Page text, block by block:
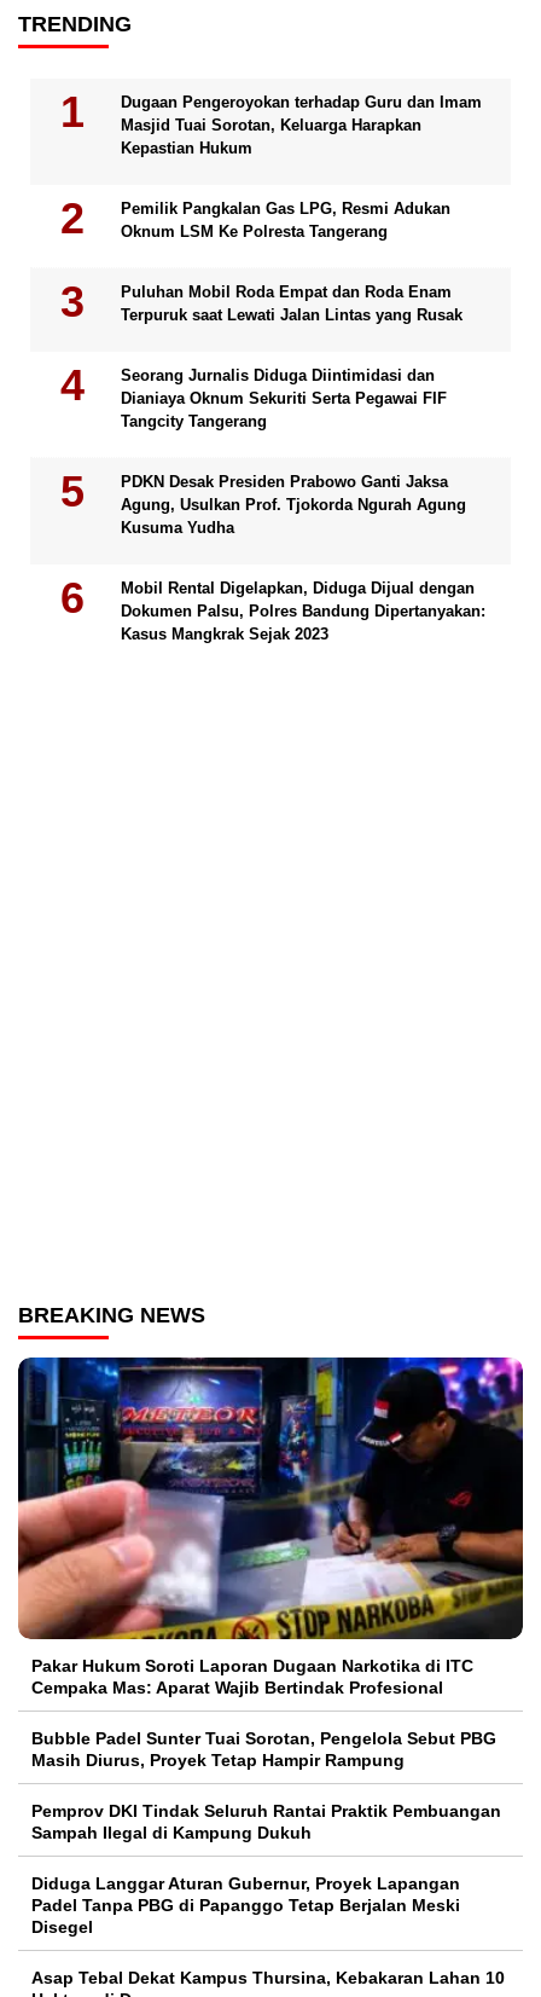
TRENDING
Dugaan Pengeroyokan terhadap Guru dan Imam
Masjid Tuai Sorotan, Keluarga Harapkan
Kepastian Hukum
Pemilik Pangkalan Gas LPG, Resmi Adukan
Oknum LSM Ke Polresta Tangerang
Puluhan Mobil Roda Empat dan Roda Enam
Terpuruk saat Lewati Jalan Lintas yang Rusak
Seorang Jurnalis Diduga Diintimidasi dan
Dianiaya Oknum Sekuriti Serta Pegawai FIF
Tangcity Tangerang
PDKN Desak Presiden Prabowo Ganti Jaksa
Agung, Usulkan Prof. Tjokorda Ngurah Agung
Kusuma Yudha
Mobil Rental Digelapkan, Diduga Dijual dengan
Dokumen Palsu, Polres Bandung Dipertanyakan:
Kasus Mangkrak Sejak 2023
BREAKING NEWS
Pakar Hukum Soroti Laporan Dugaan Narkotika di ITC
Cempaka Mas: Aparat Wajib Bertindak Profesional
Bubble Padel Sunter Tuai Sorotan, Pengelola Sebut PBG
Masih Diurus, Proyek Tetap Hampir Rampung
Pemprov DKI Tindak Seluruh Rantai Praktik Pembuangan
Sampah Ilegal di Kampung Dukuh
Diduga Langgar Aturan Gubernur, Proyek Lapangan
Padel Tanpa PBG di Papanggo Tetap Berjalan Meski
Disegel
Asap Tebal Dekat Kampus Thursina, Kebakaran Lahan 10